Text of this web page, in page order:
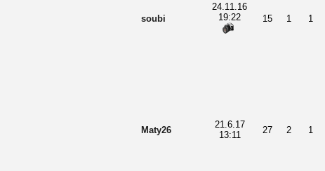
soubi
24.11.16
19:22
15 1 1
Maty26
21.6.17
13:11
27 2 1